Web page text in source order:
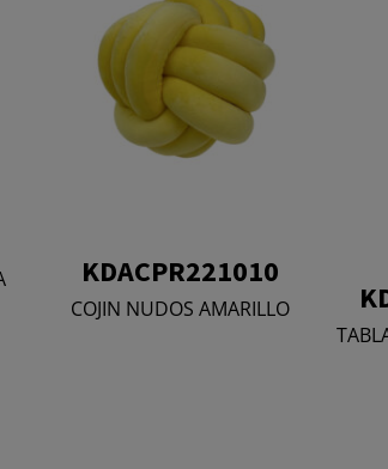
KDACPR221010
COJIN NUDOS AMARILLO